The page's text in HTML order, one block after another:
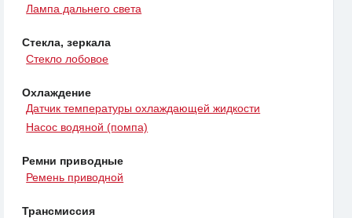
Лампа дальнего света
Стекла, зеркала
Стекло лобовое
Охлаждение
Датчик температуры охлаждающей жидкости
Насос водяной (помпа)
Ремни приводные
Ремень приводной
Трансмиссия